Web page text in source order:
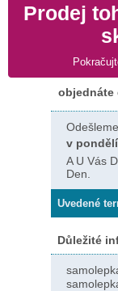
Prodej
objednáte
v
A U Vás
Den.
Uvedené
Důležité